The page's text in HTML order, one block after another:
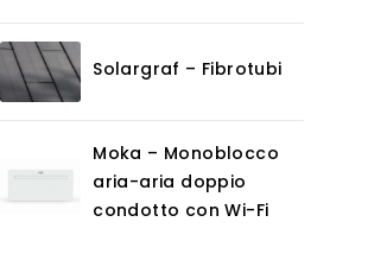
Solargraf – Fibrotubi
Moka – Monoblocco
aria-aria doppio
condotto con Wi-Fi